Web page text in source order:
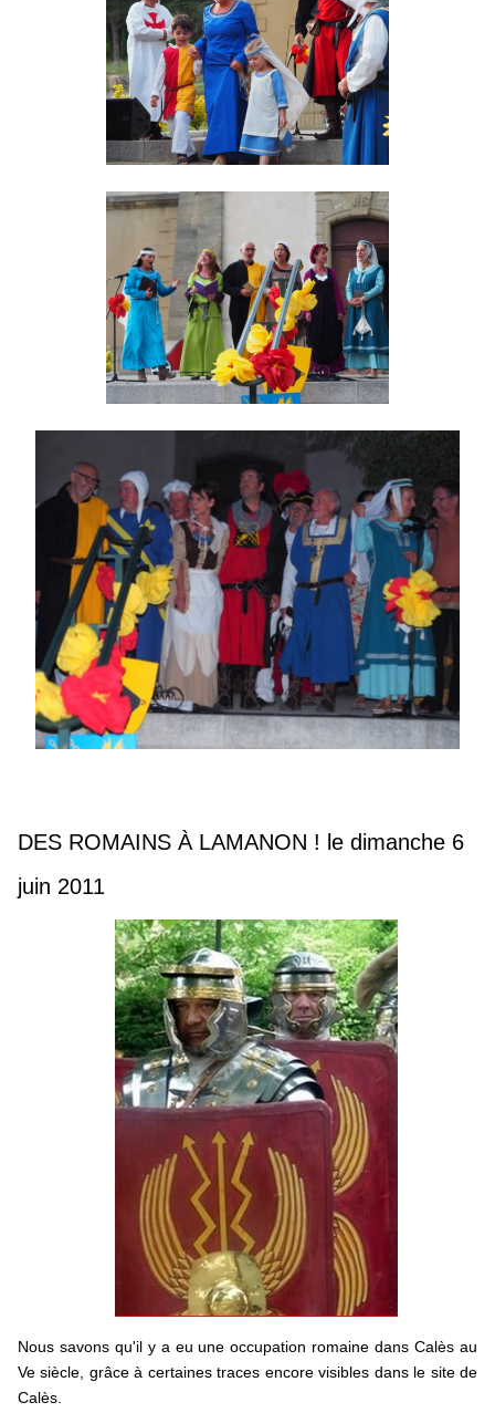
DES ROMAINS À LAMANON ! le dimanche 6
juin 2011
Nous savons qu'il y a eu une occupation romaine dans Calès au
Ve siècle, grâce à certaines traces encore visibles dans le site de
Calès.